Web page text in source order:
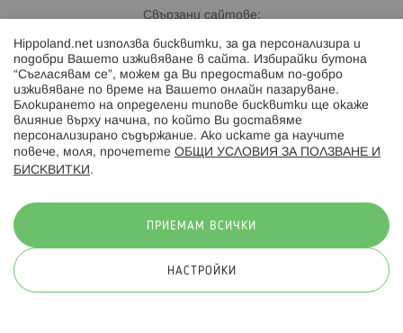
Свързани сайтове:
Hippoland.ro
Последвайте ни:
© 2026 Hippoland.net. Всички права запазени
Hippoland.net използва бисквитки, за да персонализира и
подобри Вашето изживяване в сайта. Избирайки бутона
“Съгласявам се”, можем да Ви предоставим по-добро
изживяване по време на Вашето онлайн пазаруване.
Блокирането на определени типове бисквитки ще окаже
влияние върху начина, по който Ви доставяме
персонализирано съдържание. Ако искате да научите
повече, моля, прочетете ОБЩИ УСЛОВИЯ ЗА ПОЛЗВАНЕ И
БИСКВИТКИ .
ПРИЕМАМ ВСИЧКИ
НАСТРОЙКИ